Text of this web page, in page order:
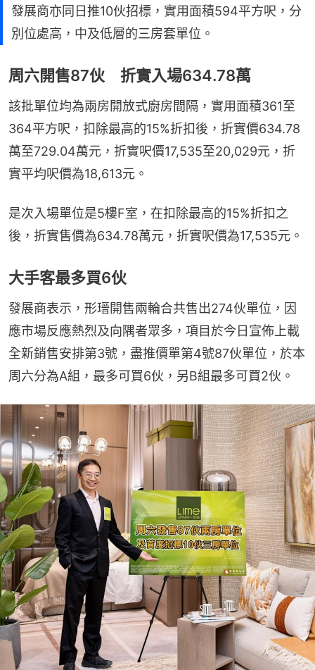
發展商亦同日推10伙招標，實用面積594平方呎，分
別位處高，中及低層的三房套單位。
周六開售87伙 折實入場634.78萬
該批單位均為兩房開放式廚房間隔，實用面積361至
364平方呎，扣除最高的15%折扣後，折實價634.78
萬至729.04萬元，折實呎價17,535至20,029元，折
實平均呎價為18,613元。
是次入場單位是5樓F室，在扣除最高的15%折扣之
後，折實售價為634.78萬元，折實呎價為17,535元。
大手客最多買6伙
發展商表示，形瑨開售兩輪合共售出274伙單位，因
應市場反應熱烈及向隅者眾多，項目於今日宣佈上載
全新銷售安排第3號，盡推價單第4號87伙單位，於本
周六分為A組，最多可買6伙，另B組最多可買2伙。